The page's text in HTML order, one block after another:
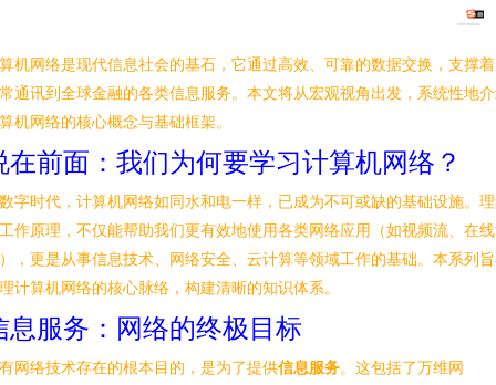
机网络是现代信息社会的基石，它通过高效、可靠的数据交换，支撑
通讯到全球金融的各类信息服务。本文将从宏观视角出发，系统性地
机网络的核心概念与基础框架。
在前面：我们为何要学习计算机网络？
字时代，计算机网络如同水和电一样，已成为不可或缺的基础设施。
作原理，不仅能帮助我们更有效地使用各类网络应用（如视频流、在
，更是从事信息技术、网络安全、云计算等领域工作的基础。本系列
计算机网络的核心脉络，构建清晰的知识体系。
息服务：网络的终极目标
网络技术存在的根本目的，是为了提供信息服务。这包括了万维网